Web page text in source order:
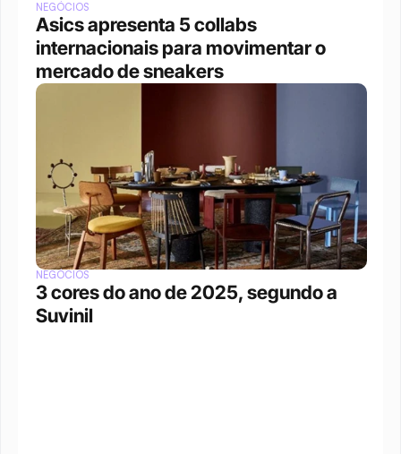
NEGÓCIOS
Asics apresenta 5 collabs
internacionais para movimentar o
mercado de sneakers
NEGÓCIOS
3 cores do ano de 2025, segundo a
Suvinil